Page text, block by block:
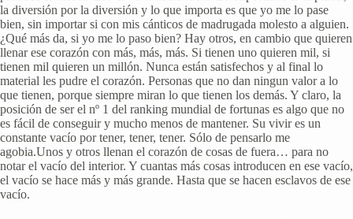
la diversión por la diversión y lo que importa es que yo me lo pase
bien, sin importar si con mis cánticos de madrugada molesto a alguien.
¿Qué más da, si yo me lo paso bien? Hay otros, en cambio que quieren
llenar ese corazón con más, más, más. Si tienen uno quieren mil, si
tienen mil quieren un millón. Nunca están satisfechos y al final lo
material les pudre el corazón. Personas que no dan ningun valor a lo
que tienen, porque siempre miran lo que tienen los demás. Y claro, la
posición de ser el nº 1 del ranking mundial de fortunas es algo que no
es fácil de conseguir y mucho menos de mantener. Su vivir es un
constante vacío por tener, tener, tener. Sólo de pensarlo me
agobia.Unos y otros llenan el corazón de cosas de fuera… para no
notar el vacío del interior. Y cuantas más cosas introducen en ese vacío,
el vacío se hace más y más grande. Hasta que se hacen esclavos de ese
vacío.